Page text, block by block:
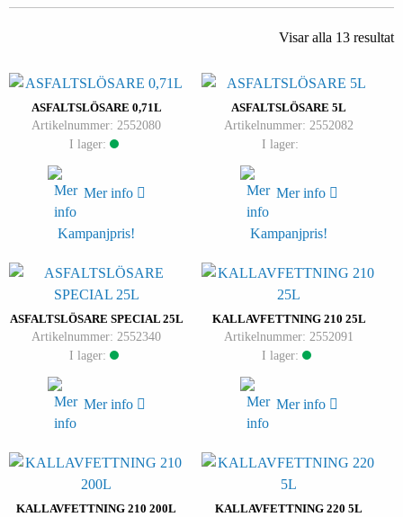
Visar alla 13 resultat
ASFALTSLÖSARE 0,71L
Artikelnummer: 2552080
I lager:
Mer info
Kampanjpris!
ASFALTSLÖSARE 5L
Artikelnummer: 2552082
I lager:
Mer info
Kampanjpris!
ASFALTSLÖSARE SPECIAL 25L
Artikelnummer: 2552340
I lager:
Mer info
KALLAVFETTNING 210 25L
Artikelnummer: 2552091
I lager:
Mer info
KALLAVFETTNING 210 200L KALLAVFETTNING 220 5L